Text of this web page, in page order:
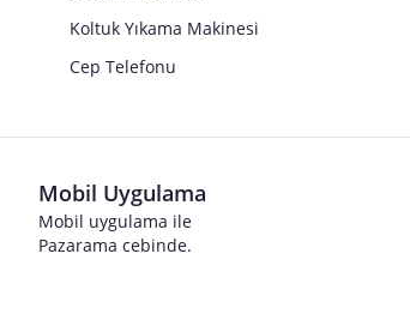
Koltuk Yıkama Makinesi
Cep Telefonu
Mobil Uygulama
Mobil uygulama ile
Pazarama cebinde.